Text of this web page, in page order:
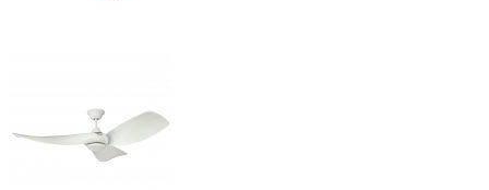
Phiên bản mẫu quạt classic lắp đèn